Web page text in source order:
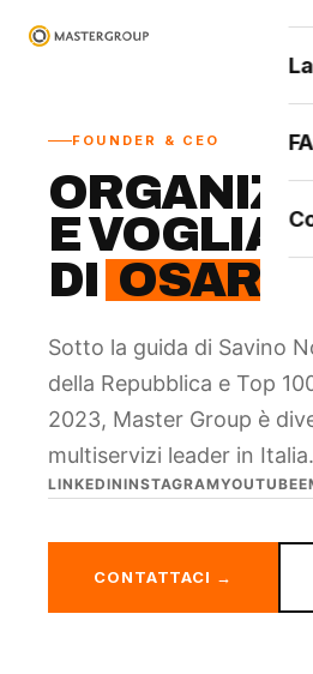
FOUNDER & CEO
E VOGLIA
DI OSARE
Sotto la guida di Savino
della Repubblica e Top
2023, Master Group è
multiservizi leader in Italia.
LINKEDININSTAGRAMYOUTUBE
CONTATTACI →